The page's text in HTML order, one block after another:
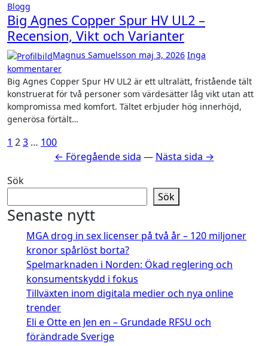
Blogg
Big Agnes Copper Spur HV UL2 –
Recension, Vikt och Varianter
Magnus Samuelsson maj 3, 2026 Inga
kommentarer
Big Agnes Copper Spur HV UL2 är ett ultralätt, fristående tält
konstruerat för två personer som värdesätter låg vikt utan att
kompromissa med komfort. Tältet erbjuder hög innerhöjd,
generösa förtält…
Sidnumrering
inlägg
1 23 … 100
← Föregående sida — Nästa sida →
Sök
Sök
Senaste nytt
MGA drog in sex licenser på två år – 120 miljoner
kronor spårlöst borta?
Spelmarknaden i Norden: Ökad reglering och
konsumentskydd i fokus
Tillväxten inom digitala medier och nya online
trender
Eli e Otte en Jen en – Grundade RFSU och
förändrade Sverige